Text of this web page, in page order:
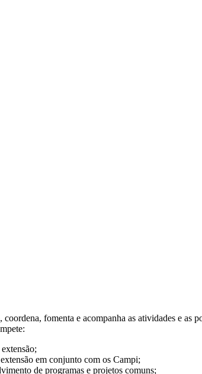
fomenta e acompanha as atividades e as
em conjunto com os Campi;
de programas e projetos comuns;